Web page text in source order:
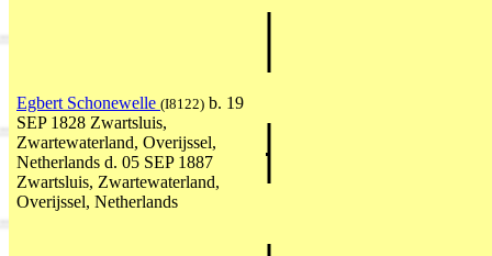
Egbert Schonewelle (I8122) b. 19
SEP 1828 Zwartsluis,
Zwartewaterland, Overijssel,
Netherlands d. 05 SEP 1887
Zwartsluis, Zwartewaterland,
Overijssel, Netherlands